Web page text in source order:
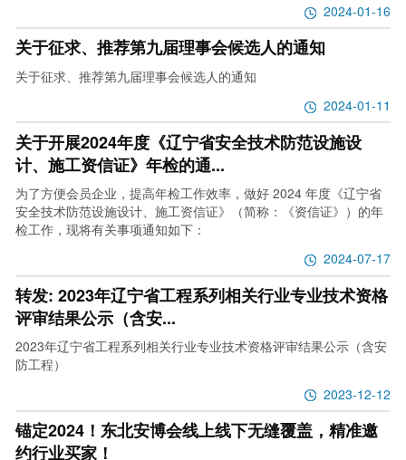
2024-01-16
关于征求、推荐第九届理事会候选人的通知
关于征求、推荐第九届理事会候选人的通知
2024-01-11
关于开展2024年度《辽宁省安全技术防范设施设
计、施工资信证》年检的通...
为了方便会员企业，提高年检工作效率，做好 2024 年度《辽宁省
安全技术防范设施设计、施工资信证》（简称：《资信证》）的年
检工作，现将有关事项通知如下：
2024-07-17
转发: 2023年辽宁省工程系列相关行业专业技术资格
评审结果公示（含安...
2023年辽宁省工程系列相关行业专业技术资格评审结果公示（含安
防工程）
2023-12-12
锚定2024！东北安博会线上线下无缝覆盖，精准邀
约行业买家！